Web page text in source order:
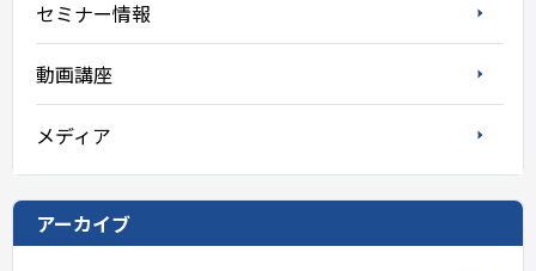
セミナー情報
動画講座
メディア
アーカイブ